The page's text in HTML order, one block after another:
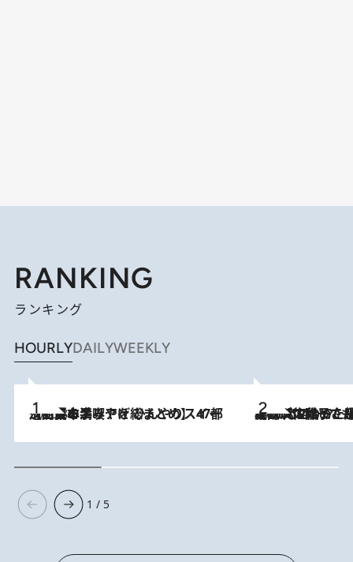
RANKING
ランキング
HOURLYDAILYWEEKLY
2026.8.5
【西日本エリアを総まとめ】 47都道府県の手みやげ ひんやりスイーツで夏を満喫 2026.8.5
【阿川佐和子さんの年とる力】なぜ70代で始めた趣味は“こんなに楽しい”のか？ ピアノ、俳句…スランプに陥っても続けられる“ある秘訣”とは
1 / 5